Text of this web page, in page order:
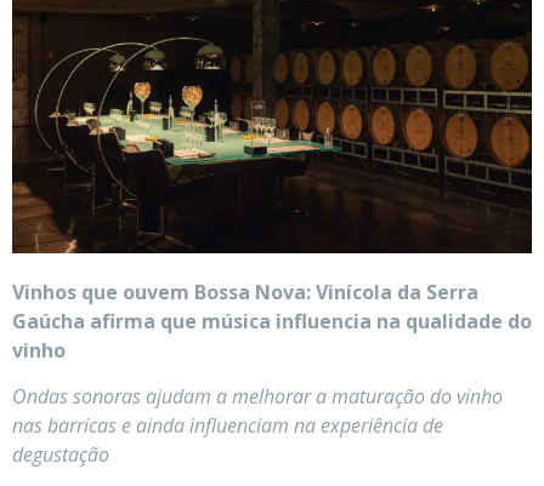
Vinhos que ouvem Bossa Nova: Vinícola da Serra
Gaúcha afirma que música influencia na qualidade do
vinho
Ondas sonoras ajudam a melhorar a maturação do vinho
nas barricas e ainda influenciam na experiência de
degustação